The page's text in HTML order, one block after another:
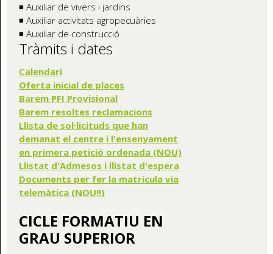
◾ Auxiliar de vivers i jardins
◾ Auxiliar activitats agropecuàries
◾ Auxiliar de construcció
Tràmits i dates
Calendari
Oferta inicial de places
Barem PFI Provisional
Barem resoltes reclamacions
Llista de sol·licituds que han
demanat el centre i l'ensenyament
en primera petició ordenada (NOU)
Llistat d'Admesos i llistat d'espera
Documents per fer la matricula via
telemàtica (NOU!!)
CICLE FORMATIU EN
GRAU SUPERIOR